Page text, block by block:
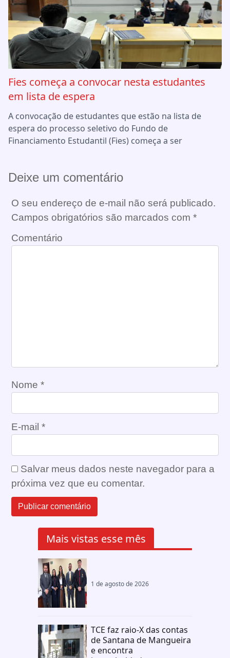
Fies começa a convocar nesta estudantes
em lista de espera
A convocação de estudantes que estão na lista de
espera do processo seletivo do Fundo de
Financiamento Estudantil (Fies) começa a ser
Deixe um comentário
O seu endereço de e-mail não será publicado.
Campos obrigatórios são marcados com *
Comentário
Nome *
E-mail *
Salvar meus dados neste navegador para a
próxima vez que eu comentar.
Mais vistas esse mês
1 de agosto de 2026
TCE faz raio-X das contas
de Santana de Mangueira
e encontra